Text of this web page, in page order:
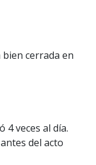
cerrada en
4 veces al día.
del acto